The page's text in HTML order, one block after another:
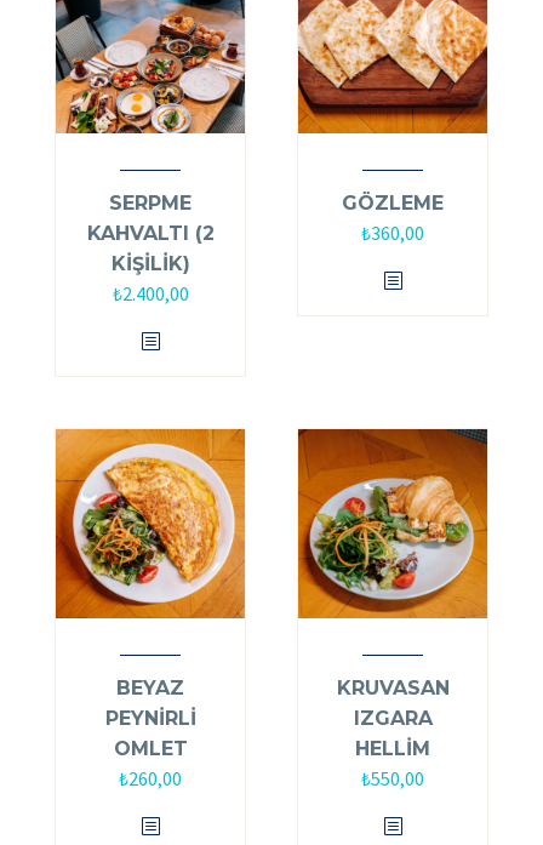
SERPME
KAHVALTI (2
KİŞİLİK)
₺2.400,00
GÖZLEME
₺360,00
BEYAZ
PEYNİRLİ
OMLET
₺260,00
KRUVASAN
IZGARA
HELLİM
₺550,00